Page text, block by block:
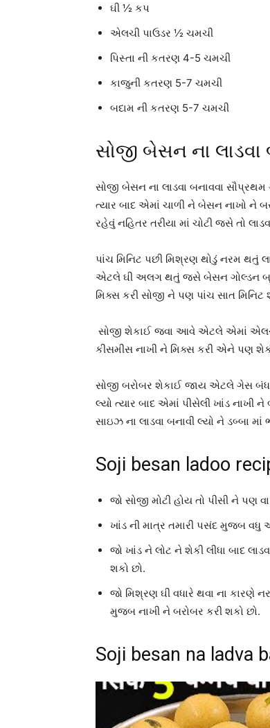
ઘી ½ કપ
એલચી પાઉડર ½ ચમચી
પિસ્તા ની કતરણ 4-5 ચમચી
કાજુની કતરણ 5-7 ચમચી
બદામ ની કતરણ 5-7 ચમચી
સોજી બેસન ના લાડવા
સોજી બેસન ના લાડવા બનાવવા
ત્યાર બાદ એમાં ચાળી ને બેસન નાખો ને
રહેવું નહિતર તરીયા માં ચોટી જસે તો
પાંચ મિનિટ પછી મિશ્રણ થોડું નરમ થતું
એટલે ઘી અલગ થતું જસે બેસન ગોલ્ડન
મિક્સ કરી સોજી ને પણ પાંચ સાત મિનિટ
સોજી શેકાઈ જવા આવે એટલે એમાં
કીસમીસ નાખી ને મિક્સ કરી એને પણ
સોજી બરોબર શેકાઈ જાય એટલે ગેસ બંધ
લ્યો ત્યાર બાદ એમાં પીસેલી ખાંડ નાખી
સાઇઝ ના લાડવા બનાવી લ્યો ને ડબ્બા
Soji besan ladoo
જો સોજી મોટી હોય તો પીસી ને પણ
ખાંડ ની માત્ર તમારી પસંદ મુજબ વધુ
જો ખાંડ ને લોટ ને શેકી લીધા બાદ
શકો છો.
જો મિશ્રણ ઘી વધારે થવા ના
મુજબ નાખી ને બરોબર કરી શકો છો.
Soji besan na ladva